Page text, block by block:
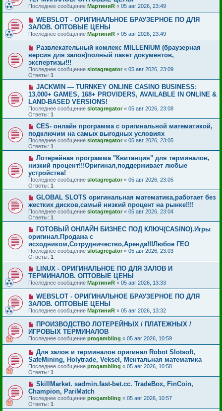
Последнее сообщение МартиниR « 05 авг 2026, 23:49
WEBSLOT - ОРИГИНАЛЬНОЕ БРАУЗЕРНОЕ ПО ДЛЯ
ЗАЛОВ. ОПТОВЫЕ ЦЕНЫ
Последнее сообщение МартиниR « 05 авг 2026, 23:49
Развлекательный комлекс MILLENIUM (браузерная
версия для залов)полный пакет документов,
экспертизы!!!
Последнее сообщение slotagregator « 05 авг 2026, 23:09
Ответы: 1
JACKWIN — TURNKEY ONLINE CASINO BUSINESS:
13,000+ GAMES, 168+ PROVIDERS, AVAILABLE IN ONLINE &
LAND-BASED VERSIONS!
Последнее сообщение slotagregator« 05 авг 2026, 23:08
Ответы: 1
CES- онлайн программа с оригинальной математикой,
подключим на самых выгодных условиях
Последнее сообщение slotagregator « 05 авг 2026, 23:05
Ответы: 1
Лотерейная программа "Квитанция" для терминалов,
низкий процент!!!Оригинал,поддерживает любые
устройства!
Последнее сообщение slotagregator« 05 авг 2026, 23:05
Ответы: 1
GLOBAL SLOTS оригинальная математика,работает без
жестких дисков,самый низкий процент на рынке!!!!
Последнее сообщение slotagregator « 05 авг 2026, 23:04
Ответы: 1
ГОТОВЫЙ ОНЛАЙН БИЗНЕС ПОД КЛЮЧ(CASINO).Игры
оригинал.Продажа с
исходником,Сотрудничество,Аренда!!!Любое ГЕО
Последнее сообщение slotagregator« 05 авг 2026, 23:03
Ответы: 1
LINUX - ОРИГИНАЛЬНОЕ ПО ДЛЯ ЗАЛОВ И
ТЕРМИНАЛОВ. ОПТОВЫЕ ЦЕНЫ
Последнее сообщение МартиниR « 05 авг 2026, 13:33
WEBSLOT - ОРИГИНАЛЬНОЕ БРАУЗЕРНОЕ ПО ДЛЯ
ЗАЛОВ. ОПТОВЫЕ ЦЕНЫ
Последнее сообщение МартиниR « 05 авг 2026, 13:32
ПРОИЗВОДСТВО ЛОТЕРЕЙНЫХ / ПЛАТЕЖНЫХ /
ИГРОВЫХ ТЕРМИНАЛОВ
Последнее сообщение progambling « 05 авг 2026, 10:59
Для залов и терминалов оригинал Robot Slotsoft,
SafeMining, Holytrade, Veksel, Ментальная математика
Последнее сообщение progambling « 05 авг 2026, 10:58
Ответы: 1
SkillMarket. sadmin.fast-bet.cc. TradeBox, FinCoin,
Champion, PariMatch
Последнее сообщение progambling « 05 авг 2026, 10:57
Ответы: 1